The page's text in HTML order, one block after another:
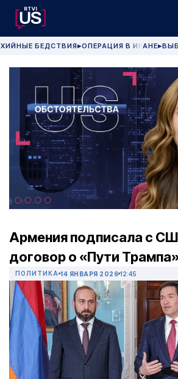
БЕДСТВИЯ▶ОПЕРАЦИЯ В ИРАНЕ▶
Армения подписала с
договор о «Пути
ПОЛИТИКА 14 ЯНВАРЯ 2026 12:45